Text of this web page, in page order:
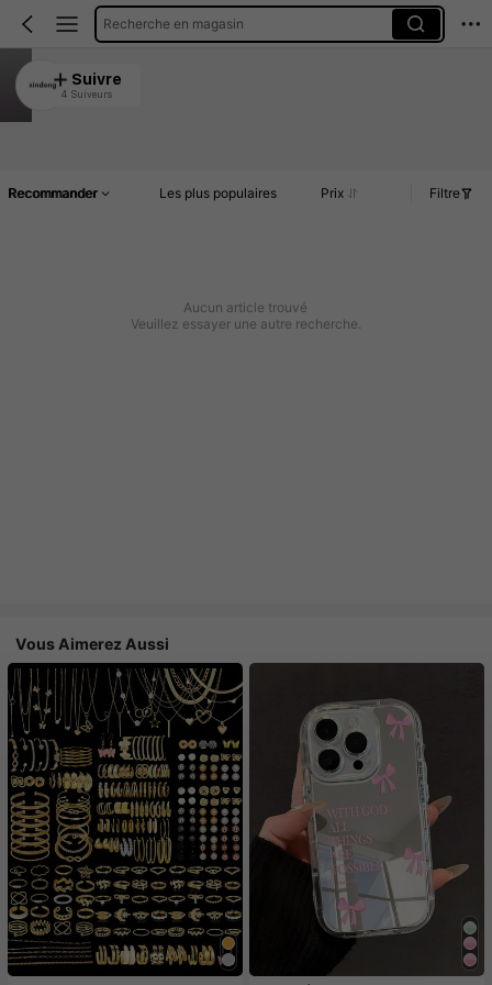
Recherche en magasin
xindong
5.00
Suivre
4 Suiveurs
Recommander Les plus populaires Prix Filtre
Aucun article trouvé
Veuillez essayer une autre recherche.
Vous Aimerez Aussi